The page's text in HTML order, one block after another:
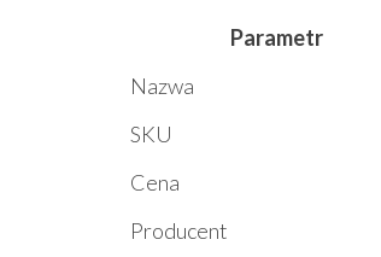
Parametr
Nazwa
SKU
Cena
Producent